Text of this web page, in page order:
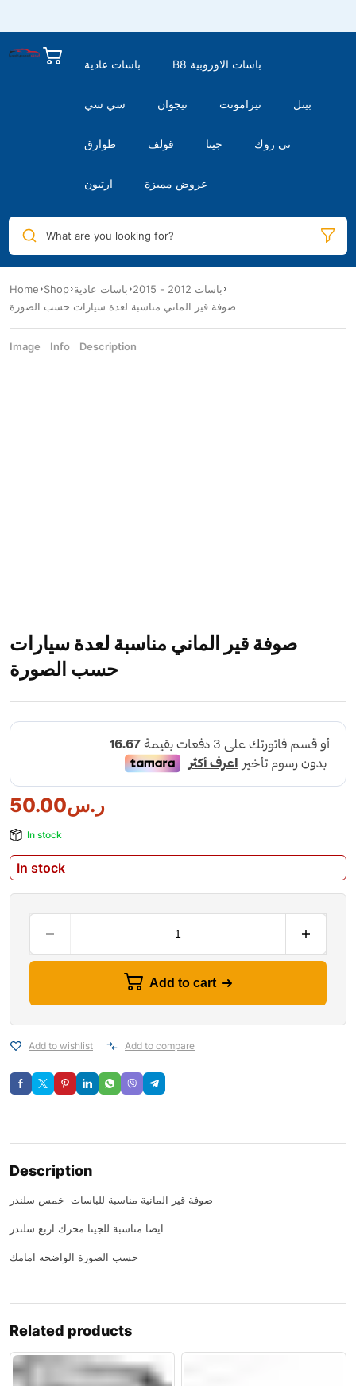
باسات عادية B8 باسات الاوروبية
سي سي تيجوان تيرامونت بيتل
طوارق قولف جيتا تى روك
ارتيون عروض مميزة
What are you looking for?
Home Shop باسات عادية
باسات 2012 - 2015
صوفة قير الماني مناسبة لعدة سيارات حسب الصورة
Image Info Description
صوفة قير الماني مناسبة لعدة سيارات
حسب الصورة
ر.س50.00
In stock
In stock
Add to cart
Add to wishlist Add to compare
Description
صوفة قير المانية مناسبة للباسات خمس سلندر
ايضا مناسبة للجيتا محرك اربع سلندر
حسب الصورة الواضحه امامك
Related products